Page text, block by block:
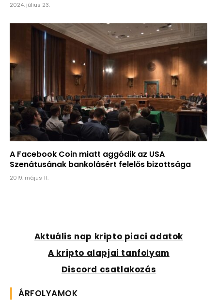
2024. július 23.
A Facebook Coin miatt aggódik az USA
Szenátusának bankolásért felelős bizottsága
2019. május 11.
Aktuális nap kripto piaci adatok
A kripto alapjai tanfolyam
Discord csatlakozás
ÁRFOLYAMOK